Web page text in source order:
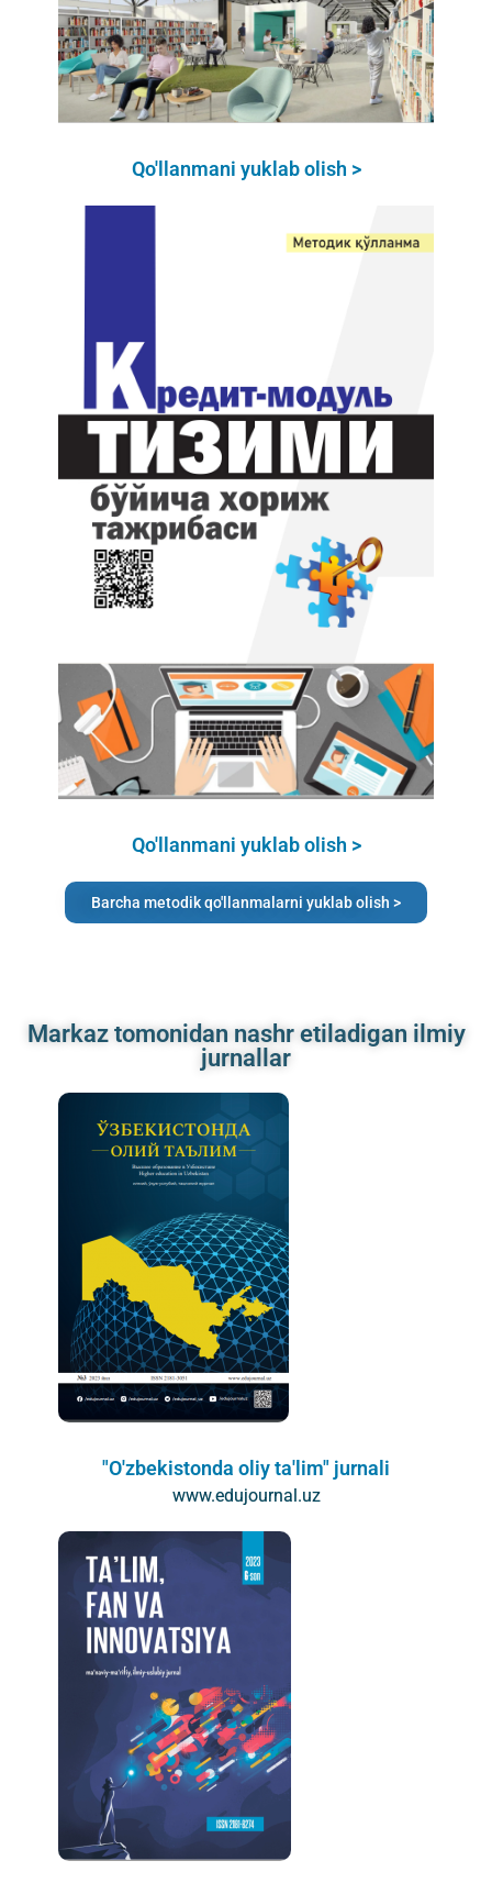
Qo'llanmani yuklab olish >
Qo'llanmani yuklab olish >
Barcha metodik qo'llanmalarni yuklab olish >
Markaz tomonidan nashr etiladigan ilmiy
jurnallar
"O'zbekistonda oliy ta'lim" jurnali
www.edujournal.uz